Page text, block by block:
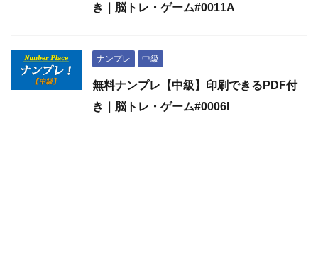
き｜脳トレ・ゲーム#0011A
ナンプレ 中級
無料ナンプレ【中級】印刷できるPDF付
き｜脳トレ・ゲーム#0006I